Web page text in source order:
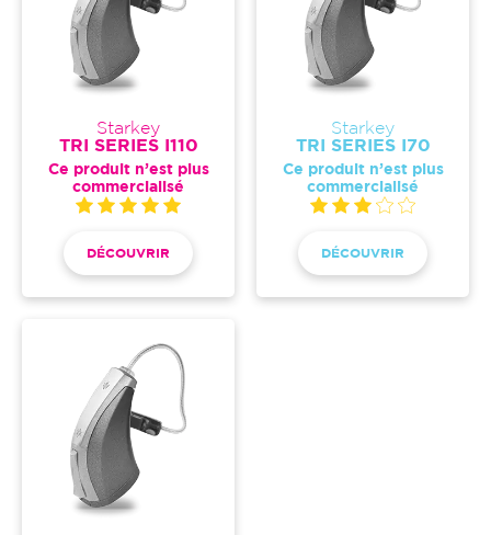
Starkey
TRI SERIES I110
Ce produit n’est plus
commercialisé
DÉCOUVRIR
Starkey
TRI SERIES I70
Ce produit n’est plus
commercialisé
DÉCOUVRIR